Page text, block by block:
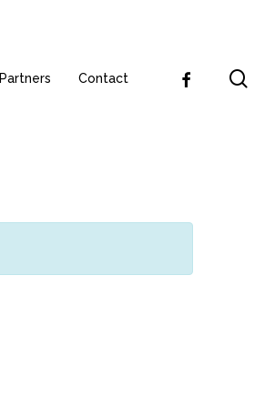
Partners Contact facebook